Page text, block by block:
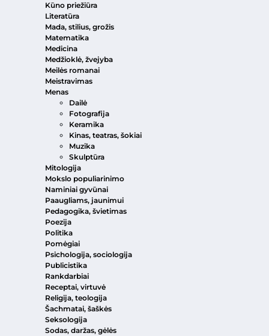
Kūno priežiūra
Literatūra
Mada, stilius, grožis
Matematika
Medicina
Medžioklė, žvejyba
Meilės romanai
Meistravimas
Menas
Dailė
Fotografija
Keramika
Kinas, teatras, šokiai
Muzika
Skulptūra
Mitologija
Mokslo populiarinimo
Naminiai gyvūnai
Paaugliams, jaunimui
Pedagogika, švietimas
Poezija
Politika
Pomėgiai
Psichologija, sociologija
Publicistika
Rankdarbiai
Receptai, virtuvė
Religija, teologija
Šachmatai, šaškės
Seksologija
Sodas, daržas, gėlės